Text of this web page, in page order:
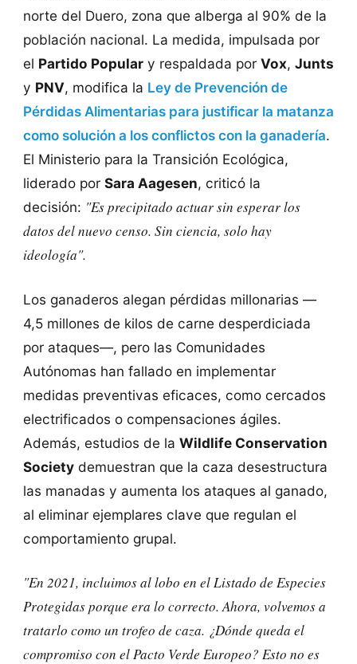
norte del Duero, zona que alberga al 90% de la
población nacional. La medida, impulsada por
el Partido Populary respaldada por Vox, Junts
y PNV, modifica la Ley de Prevención de
Pérdidas Alimentarias para justificar la matanza
como solución a los conflictos con la ganadería.
El Ministerio para la Transición Ecológica,
liderado por Sara Aagesen, criticó la
decisión: "Es precipitado actuar sin esperar los
datos del nuevo censo. Sin ciencia, solo hay
ideología".
Los ganaderos alegan pérdidas millonarias —
4,5 millones de kilos de carne desperdiciada
por ataques—, pero las Comunidades
Autónomas han fallado en implementar
medidas preventivas eficaces, como cercados
electrificados o compensaciones ágiles.
Además, estudios de la Wildlife Conservation
Societydemuestran que la caza desestructura
las manadas y aumenta los ataques al ganado,
al eliminar ejemplares clave que regulan el
comportamiento grupal.
"En 2021, incluimos al lobo en el Listado de Especies
Protegidas porque era lo correcto. Ahora, volvemos a
tratarlo como un trofeo de caza. ¿Dónde queda el
compromiso con el Pacto Verde Europeo? Esto no es